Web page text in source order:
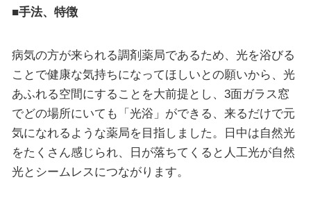
■手法、特徴
病気の方が来られる調剤薬局であるため、光を浴びる
ことで健康な気持ちになってほしいとの願いから、光
あふれる空間にすることを大前提とし、3面ガラス窓
でどの場所にいても「光浴」ができる、来るだけで元
気になれるような薬局を目指しました。日中は自然光
をたくさん感じられ、日が落ちてくると人工光が自然
光とシームレスにつながります。